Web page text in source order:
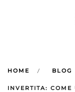
Skip to
HOME BLOG
INVERTITA: